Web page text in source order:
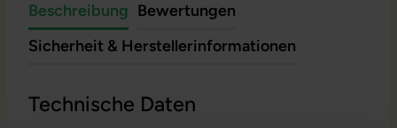
Beschreibung Bewertungen
Sicherheit & Herstellerinformationen
Technische Daten